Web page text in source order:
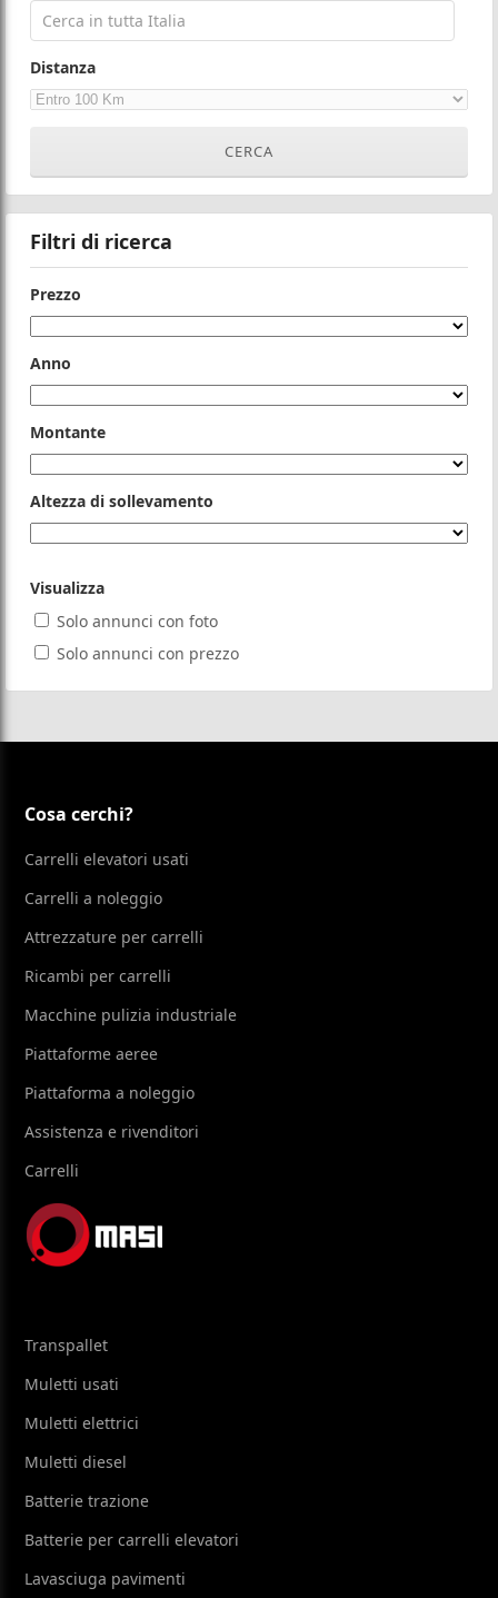
Distanza
Filtri di ricerca
Prezzo
Anno
Montante
Altezza di sollevamento
Visualizza
Solo annunci con foto
Solo annunci con prezzo
Cosa cerchi?
Carrelli elevatori usati
Carrelli a noleggio
Attrezzature per carrelli
Ricambi per carrelli
Macchine pulizia industriale
Piattaforme aeree
Piattaforma a noleggio
Assistenza e rivenditori
Carrelli
Transpallet
Muletti usati
Muletti elettrici
Muletti diesel
Batterie trazione
Batterie per carrelli elevatori
Lavasciuga pavimenti